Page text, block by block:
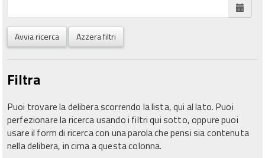
Avvia ricerca Azzera filtri
Filtra
Puoi trovare la delibera scorrendo la lista, qui al lato. Puoi
perfezionare la ricerca usando i filtri qui sotto, oppure puoi
usare il form di ricerca con una parola che pensi sia contenuta
nella delibera, in cima a questa colonna.